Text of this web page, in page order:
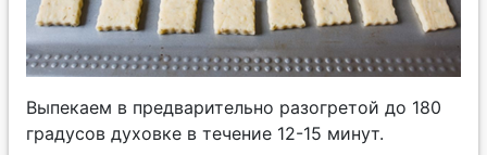
Выпекаем в предварительно разогретой до 180
градусов духовке в течение 12-15 минут.